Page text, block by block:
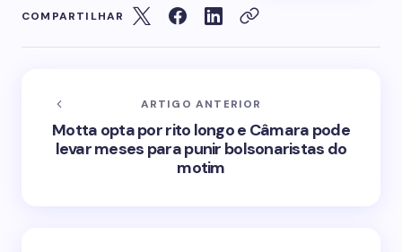
COMPARTILHAR
ARTIGO ANTERIOR
Motta opta por rito longo e Câmara pode
levar meses para punir bolsonaristas do
motim